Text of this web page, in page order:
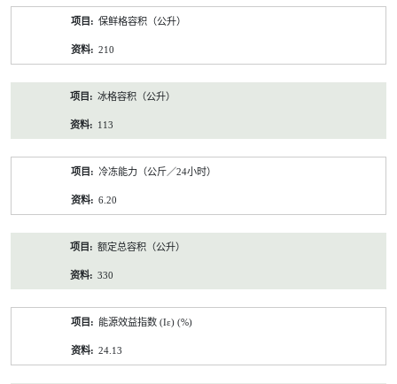
保鲜格容积（公升）
210
冰格容积（公升）
113
冷冻能力（公斤／24小时）
6.20
额定总容积（公升）
330
能源效益指数 (Iε) (%)
24.13